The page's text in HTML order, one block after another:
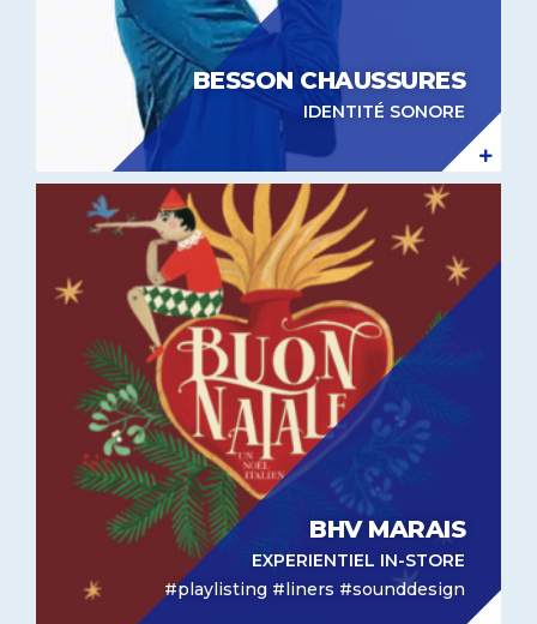
BESSON CHAUSSURES
IDENTITÉ SONORE
Expérientiel in-store BHV Marais
BHV MARAIS
EXPERIENTIEL IN-STORE
#playlisting #liners #sounddesign